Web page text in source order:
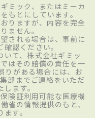
ミック、またはミーカ
もとにしています。
りますが、内容を完全
ません。
される場合は、事前に
認ください。
いて、株式会社ギミッ
はその賠償の責任を一
りがある場合には、お
部までご連絡をいただ
ます。
険証利用可能な医療機
省の情報提供のもと、
す。